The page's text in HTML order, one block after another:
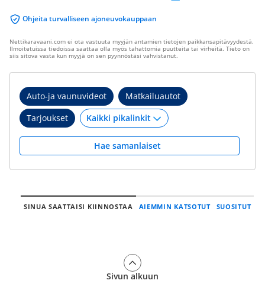
Ohjeita turvalliseen ajoneuvokauppaan
Nettikaravaani.com ei ota vastuuta myyjän antamien tietojen paikkansapitävyydestä.
Ilmoitetuissa tiedoissa saattaa olla myös tahattomia puutteita tai virheitä. Tieto on
siis sitova vasta kun myyjä on sen pyynnöstäsi vahvistanut.
Auto-ja vaunuvideot
Matkailuautot
Tarjoukset
Hae samanlaiset
SINUA SAATTAISI KIINNOSTAA AIEMMIN KATSOTUT SUOSITUT
Sivun alkuun